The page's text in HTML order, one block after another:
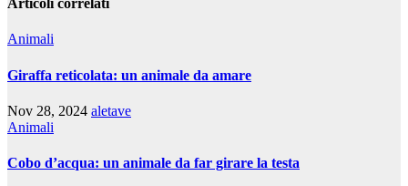
Articoli correlati
Animali
Giraffa reticolata: un animale da amare
Nov 28, 2024 aletave
Animali
Cobo d’acqua: un animale da far girare la testa